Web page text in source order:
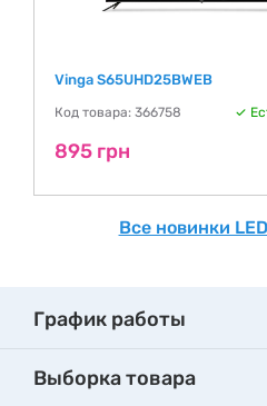
Vinga S65UHD25BWEB
Код товара: 366758
895 грн
Все новинки
График работы
Выборка товара